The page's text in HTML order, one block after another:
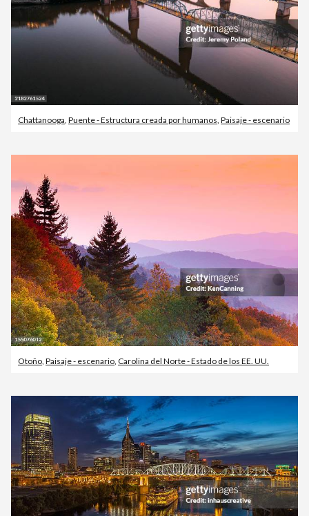
Chattanooga Puente - Estructura creada por humanos Paisaje - escenario
Otoño, Paisaje - escenario, Carolina del Norte - Estado de los EE. UU.